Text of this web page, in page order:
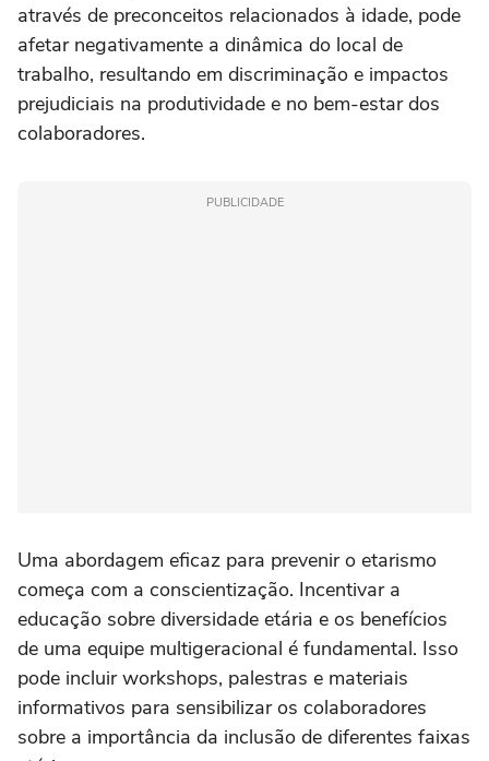
através de preconceitos relacionados à idade, pode
afetar negativamente a dinâmica do local de
trabalho, resultando em discriminação e impactos
prejudiciais na produtividade e no bem-estar dos
colaboradores.
PUBLICIDADE
Uma abordagem eficaz para prevenir o etarismo
começa com a conscientização. Incentivar a
educação sobre diversidade etária e os benefícios
de uma equipe multigeracional é fundamental. Isso
pode incluir workshops, palestras e materiais
informativos para sensibilizar os colaboradores
sobre a importância da inclusão de diferentes faixas